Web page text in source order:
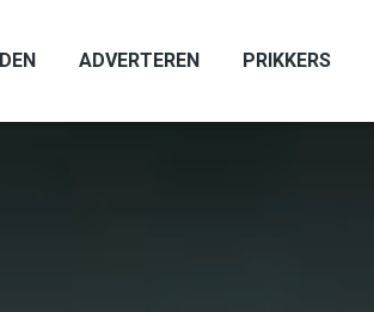
ADVERTEREN PRIKKERS